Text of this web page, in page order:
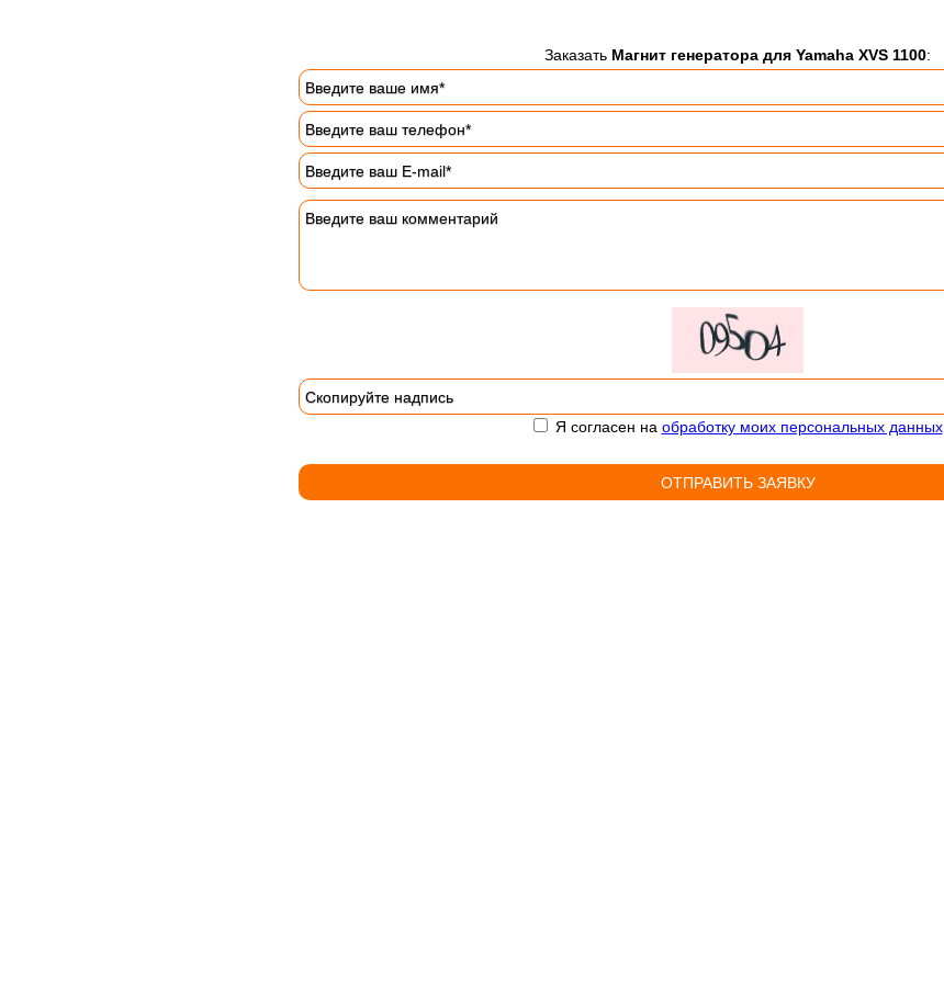
Заказать Магнит генератора для Yamaha XVS 1100:
Я согласен на обработку моих персональных данных.